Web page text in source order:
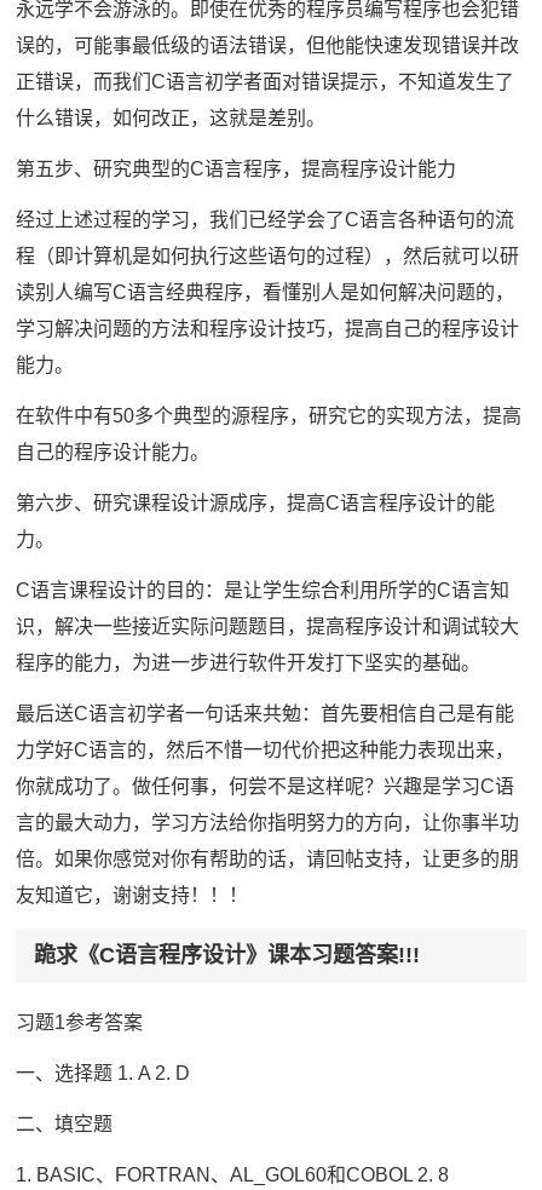
永远学不会游泳的。即使在优秀的程序员编写程序也会犯错
误的，可能事最低级的语法错误，但他能快速发现错误并改
正错误，而我们C语言初学者面对错误提示，不知道发生了
什么错误，如何改正，这就是差别。
第五步、研究典型的C语言程序，提高程序设计能力
经过上述过程的学习，我们已经学会了C语言各种语句的流
程（即计算机是如何执行这些语句的过程），然后就可以研
读别人编写C语言经典程序，看懂别人是如何解决问题的，
学习解决问题的方法和程序设计技巧，提高自己的程序设计
能力。
在软件中有50多个典型的源程序，研究它的实现方法，提高
自己的程序设计能力。
第六步、研究课程设计源成序，提高C语言程序设计的能
力。
C语言课程设计的目的：是让学生综合利用所学的C语言知
识，解决一些接近实际问题题目，提高程序设计和调试较大
程序的能力，为进一步进行软件开发打下坚实的基础。
最后送C语言初学者一句话来共勉：首先要相信自己是有能
力学好C语言的，然后不惜一切代价把这种能力表现出来，
你就成功了。做任何事，何尝不是这样呢？兴趣是学习C语
言的最大动力，学习方法给你指明努力的方向，让你事半功
倍。如果你感觉对你有帮助的话，请回帖支持，让更多的朋
友知道它，谢谢支持！！！
跪求《C语言程序设计》课本习题答案!!!
习题1参考答案
一、选择题 1. A 2. D
二、填空题
1. BASIC、FORTRAN、AL_GOL60和COBOL 2. 8